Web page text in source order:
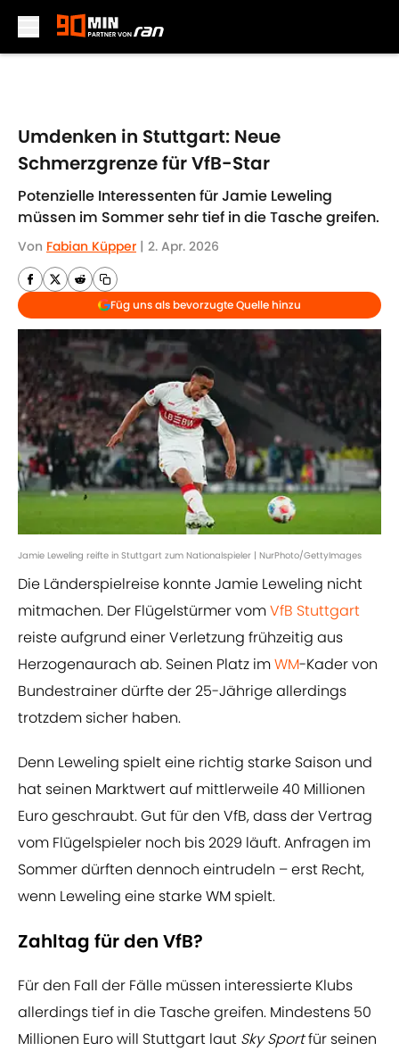
Umdenken in Stuttgart: Neue
Schmerzgrenze für VfB-Star
Potenzielle Interessenten für Jamie Leweling
müssen im Sommer sehr tief in die Tasche greifen.
Von Fabian Küpper | 2. Apr. 2026
Füg uns als bevorzugte Quelle hinzu
Jamie Leweling reifte in Stuttgart zum Nationalspieler | NurPhoto/GettyImages
Die Länderspielreise konnte Jamie Leweling nicht
mitmachen. Der Flügelstürmer vomVfB Stuttgart
reiste aufgrund einer Verletzung frühzeitig aus
Herzogenaurach ab. Seinen Platz imWM-Kader von
Bundestrainer dürfte der 25-Jährige allerdings
trotzdem sicher haben.
Denn Leweling spielt eine richtig starke Saison und
hat seinen Marktwert auf mittlerweile 40 Millionen
Euro geschraubt. Gut für den VfB, dass der Vertrag
vom Flügelspieler noch bis 2029 läuft. Anfragen im
Sommer dürften dennoch eintrudeln – erst Recht,
wenn Leweling eine starke WM spielt.
Zahltag für den VfB?
Für den Fall der Fälle müssen interessierte Klubs
allerdings tief in die Tasche greifen. Mindestens 50
Millionen Euro will Stuttgart laut Sky Sportfür seinen